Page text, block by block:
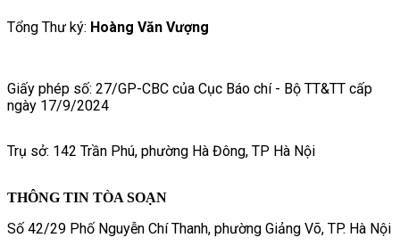
Tổng Thư ký: Hoàng Văn Vượng
Giấy phép số: 27/GP-CBC của Cục Báo chí - Bộ TT&TT cấp
ngày 17/9/2024
Trụ sở: 142 Trần Phú, phường Hà Đông, TP Hà Nội
THÔNG TIN TÒA SOẠN
Số 42/29 Phố Nguyễn Chí Thanh, phường Giảng Võ, TP. Hà Nội